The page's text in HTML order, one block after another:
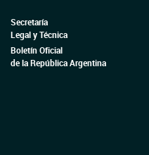
Secretaría
Legal y Técnica
Boletín Oficial
de la República Argentina